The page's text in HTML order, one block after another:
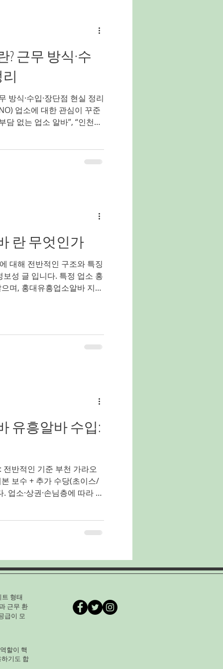
홍대유흥업소알바
양배추농사
? 근무 방식·수
방식·수입·장단점 현실 정리
업소에 대한 관심이 꾸준
담 없는 업소 알바”, “인천쓰
떤 사람에게 맞는지까지 현
터치 없음 ❌ 스킨십 없음
중심의 업소 알바 형태 로,
라오케✔ 라운지 형태✔ 일
란 무엇인가
대해 전반적인 구조와 특징
성 글 입니다. 특정 업소 홍
며, 홍대유흥업소알바 지역
서 근무하는 아르바이트를
인 관광객이 많이 모이는
강남이나 청담과 달리 트
강하다. 고객층은 20~30대
관광객이 주를 이루며, 단
이 많은 편이다.업
유흥알바 수입:
반적인 기준 부천 가라오
트·호스티스 직종 평균 참
나와, 서울보다 약간 낮지
규 직업 데이터 기반 직종
바 유흥에서 받는 벌이는 알
형태
근무 환
급이 모
할이 핵
기도 합